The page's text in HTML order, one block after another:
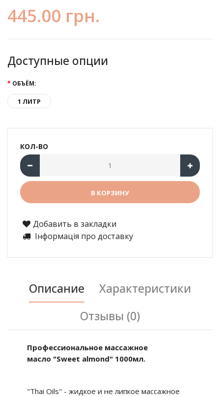
445.00 грн.
Доступные опции
ОБЪЁМ:
1 ЛИТР
КОЛ-ВО
Добавить в закладки
Інформація про доставку
Описание
Характеристики
Отзывы (0)
Профессиональное массажное
масло "Sweet almond" 1000мл.
"Thai Oils" - жидкое и не липкое массажное